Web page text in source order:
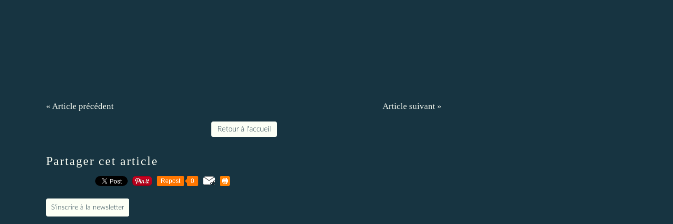
« Article précédent Article suivant »
Retour à l'accueil
Partager cet article
Repost 0
S'inscrire à la newsletter